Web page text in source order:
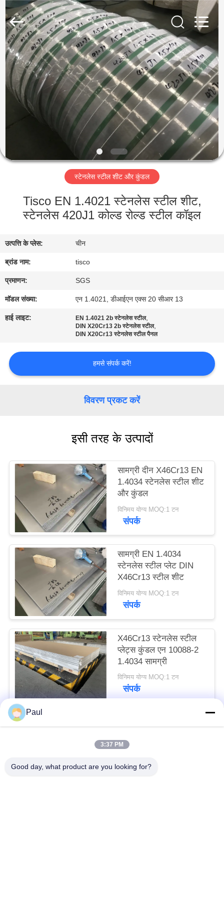
घर
उत्पादों
वीडियो
हमारे
बारे
कारखाना
गुणवत्ता
नियंत्रण
संपर्क
एक
उद्धरण
साइटमैप
PRIVACY
POLICY
Special
Steel
Co.,
Ltd.
Rights
Reserved.
स्टेनलेस स्टील शीट और कुंडल
Tisco EN 1.4021 स्टेनलेस स्टील शीट,
स्टेनलेस 420J1 कोल्ड रोल्ड स्टील कॉइल
उत्पत्ति के प्लेस: चीन
ब्रांड नाम: tisco
प्रमाणन: SGS
मॉडल संख्या: एन 1.4021, डीआईएन एक्स 20 सीआर 13
हाई लाइट: EN 1.4021 2b स्टेनलेस स्टील,
DIN X20Cr13 2b स्टेनलेस स्टील,
DIN X20Cr13 स्टेनलेस स्टील पैनल
हमसे संपर्क करें!
विवरण प्रकट करें
इसी तरह के उत्पादों
सामग्री दीन X46Cr13 EN
1.4034 स्टेनलेस स्टील शीट
और कुंडल
विनिमय योग्य MOQ:1 टन
संपर्क
सामग्री EN 1.4034
स्टेनलेस स्टील प्लेट DIN
X46Cr13 स्टील शीट
विनिमय योग्य MOQ:1 टन
संपर्क
X46Cr13 स्टेनलेस स्टील
प्लेट्स कुंडल एन 10088-2
1.4034 सामग्री
विनिमय योग्य MOQ:1 टन
संपर्क
लोकप्रिय श्रेणियां
मार्टेंसिटिक स्टेनलेस स्टील
वर्षा स्टेनलेस स्टील
Paul
3:37 PM
Good day, what product are you looking for?